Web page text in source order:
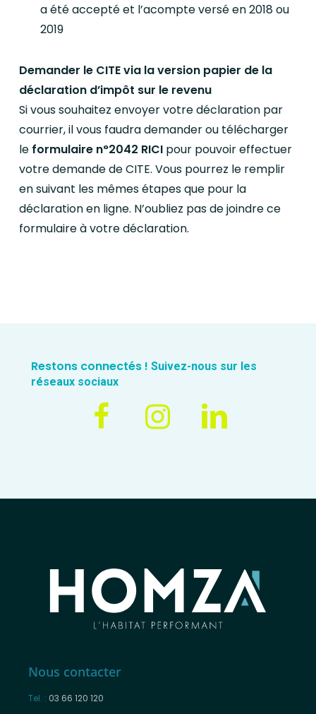
a été accepté et l’acompte versé en 2018 ou
2019
Demander le CITE via la version papier de la
déclaration d’impôt sur le revenu
Si vous souhaitez envoyer votre déclaration par
courrier, il vous faudra demander ou télécharger
le formulaire n°2042 RICIpour pouvoir effectuer
votre demande de CITE. Vous pourrez le remplir
en suivant les mêmes étapes que pour la
déclaration en ligne. N’oubliez pas de joindre ce
formulaire à votre déclaration.
Restons connectés ! Suivez-nous sur les
réseaux sociaux
Nous contacter
Tel. : 03 66 120 120